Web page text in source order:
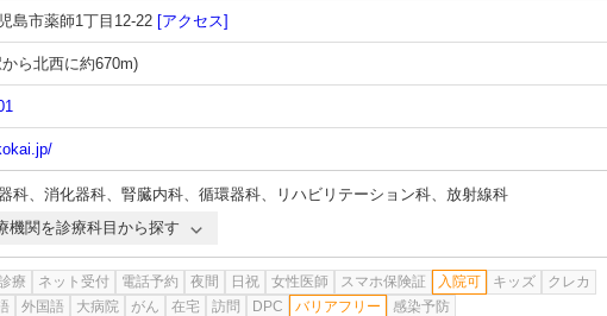
島市薬師1丁目12-22 [アクセス]
ら北西に約670m)
科、 消化器科、 腎臓内科、 循環器科、 リハビリテーション科、 放射線科
機関を診療科目から探す
療 ネット受付 電話予約 夜間 日祝 女性医師 スマホ保険証 入院可 キッズ
クレカ
外国語 大病院 がん 在宅 訪問 DPC バリアフリー
感染予防